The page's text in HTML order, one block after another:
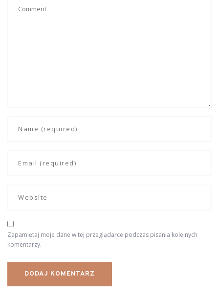
Zapamiętaj moje dane w tej przeglądarce podczas pisania kolejnych
komentarzy.